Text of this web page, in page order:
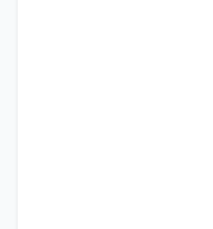
ممکن
امن